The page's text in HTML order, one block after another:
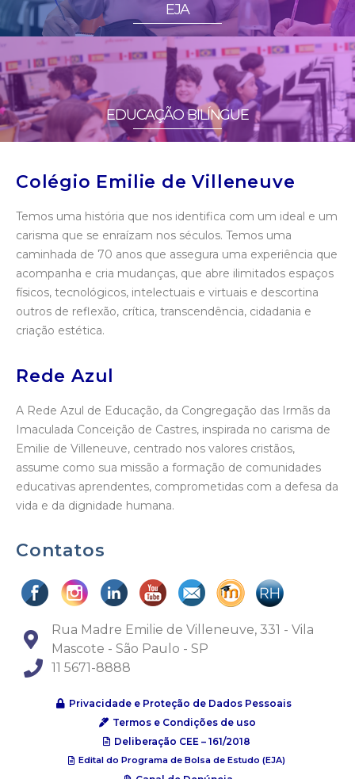
EJA
EDUCAÇÃO BILÍNGUE
Colégio Emilie de Villeneuve
Temos uma história que nos identifica com um ideal e um
carisma que se enraízam nos séculos. Temos uma
caminhada de 70 anos que assegura uma experiência que
acompanha e cria mudanças, que abre ilimitados espaços
físicos, tecnológicos, intelectuais e virtuais e descortina
outros de reflexão, crítica, transcendência, cidadania e
criação estética.
Rede Azul
A Rede Azul de Educação, da Congregação das Irmãs da
Imaculada Conceição de Castres, inspirada no carisma de
Emilie de Villeneuve, centrado nos valores cristãos,
assume como sua missão a formação de comunidades
educativas aprendentes, comprometidas com a defesa da
vida e da dignidade humana.
Contatos
Rua Madre Emilie de Villeneuve, 331 - Vila
Mascote - São Paulo - SP
11 5671-8888
Privacidade e Proteção de Dados Pessoais
Termos e Condições de uso
Deliberação CEE – 161/2018
Edital do Programa de Bolsa de Estudo (EJA)